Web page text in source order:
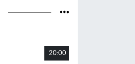
20:00